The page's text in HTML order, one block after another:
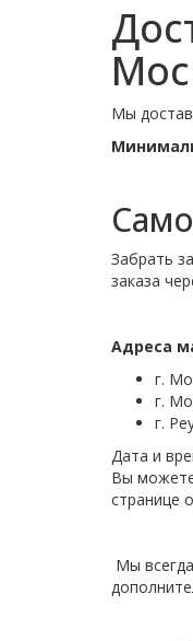
Мы
Забрать
заказа
Адреса
г.
г.
г.
Дата и
Вы
странице
Мы